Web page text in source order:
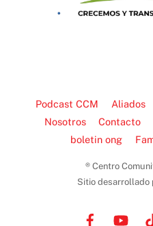
Podcast CCM Aliados
Nosotros
Contacto
boletin ong
® Centro
Sitio desarrollado